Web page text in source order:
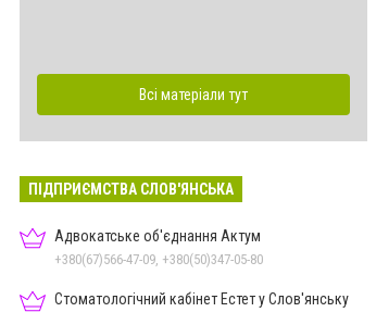
Всі матеріали тут
ПІДПРИЄМСТВА СЛОВ'ЯНСЬКА
Адвокатське об'єднання Актум
+380(67)566-47-09, +380(50)347-05-80
Стоматологічний кабінет Естет у Слов'янську